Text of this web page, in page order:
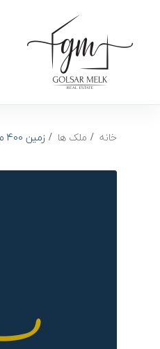
خانه ملک ها زمین 400 متری